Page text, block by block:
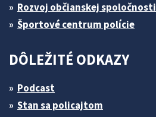
Rozvoj občianskej spoločnosti
Športové centrum polície
DÔLEŽITÉ ODKAZY
Podcast
Stan sa policajtom